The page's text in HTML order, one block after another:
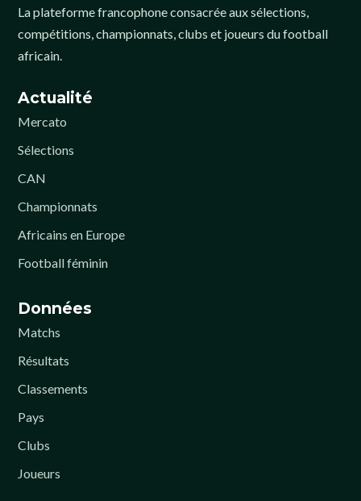
La plateforme francophone consacrée aux sélections,
compétitions, championnats, clubs et joueurs du football
africain.
Actualité
Mercato
Sélections
CAN
Championnats
Africains en Europe
Football féminin
Données
Matchs
Résultats
Classements
Pays
Clubs
Joueurs